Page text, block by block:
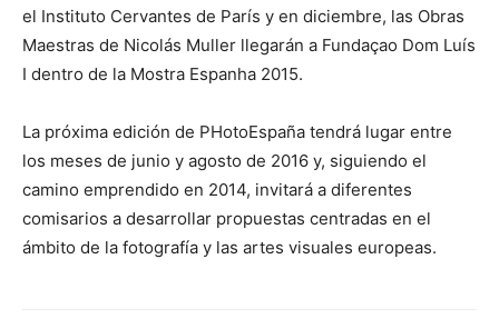
el Instituto Cervantes de París y en diciembre, las Obras
Maestras de Nicolás Muller llegarán a Fundaçao Dom Luís
I dentro de la Mostra Espanha 2015.
La próxima edición de PHotoEspaña tendrá lugar entre
los meses de junio y agosto de 2016 y, siguiendo el
camino emprendido en 2014, invitará a diferentes
comisarios a desarrollar propuestas centradas en el
ámbito de la fotografía y las artes visuales europeas.